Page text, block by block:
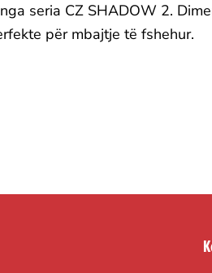
seria CZ SHADOW 2.
për mbajtje të fshehur.